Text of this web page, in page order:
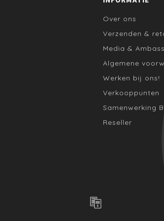
Over ons
Verzenden &
Media &
Algemene
Werken bij ons!
Verkooppunten
Samenwerking
Reseller